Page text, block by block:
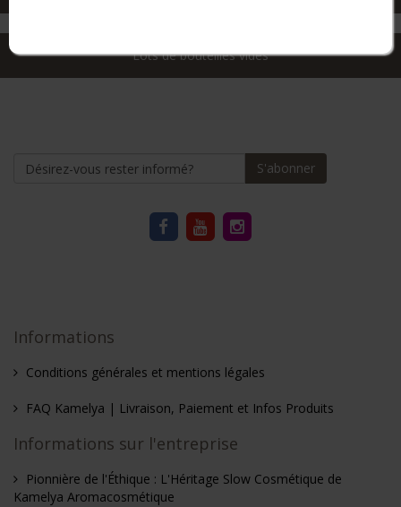
Lots de bouteilles vides
S'abonner
Informations
Conditions générales et mentions légales
FAQ Kamelya | Livraison, Paiement et Infos Produits
Informations sur l'entreprise
Pionnière de l'Éthique : L'Héritage Slow Cosmétique de
Kamelya Aromacosmétique